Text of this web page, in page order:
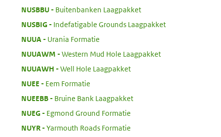
NUSBBU:
Buitenbanken Laagpakket
NUSBIG:
Indefatigable Grounds Laagpakket
NUUA
Urania Formatie
NUUAWM
Western Mud Hole Laagpakket
NUUAWH
Well Hole Laagpakket
NUEE
Eem Formatie
NUEEBB:
Bruine Bank Laagpakket
NUEG:
Egmond Ground Formatie
NUYR:
Yarmouth Roads Formatie